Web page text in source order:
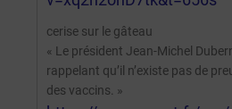
cerise sur le gâteau
« Le président Jean-Michel
rappelant qu’il n’existe pas de
des vaccins. »